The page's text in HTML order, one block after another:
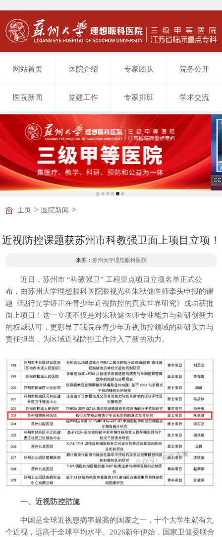
网站首页 医院介绍 专家团队 院务公开
医院新闻 党建工作 专家排班 学术交流
主页> 医院新闻 >
近视防控课题获苏州市科教强卫面上项目立项！
来源： 苏州大学理想眼科医院
近日，苏州市 “科教强卫” 工程重点项目立项名单正式公
布，由苏州大学理想眼科医院眼视光科朱秋健医师牵头申报的课
题《现行光学矫正在青少年近视防控的真实世界研究》成功获批
面上项目！这一立项不仅是对朱秋健医师专业能力与科研创新力
的权威认可，更彰显了我院在青少年近视防控领域的科研实力与
责任担当，为区域近视防控工作注入了新的动力。
一、近视防控措施
中国是全球近视患病率最高的国家之一，十个大学生就有九
个近视，远高于全球平均水平。2026新年伊始，国家卫健委联合